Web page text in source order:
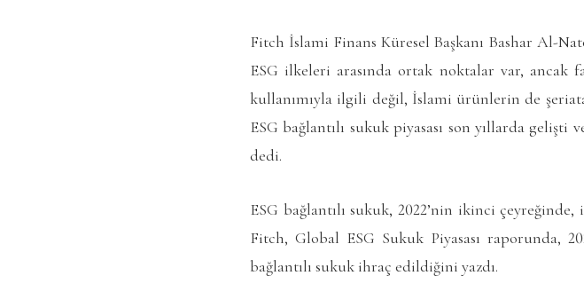
Fitch İslami Finans Küresel Başkanı Bashar Al-
ESG ilkeleri arasında ortak noktalar var, ancak
kullanımıyla ilgili değil, İslami ürünlerin de
ESG bağlantılı sukuk piyasası son yıllarda
dedi.
ESG bağlantılı sukuk, 2022’nin ikinci
Fitch, Global ESG Sukuk Piyasası raporunda,
bağlantılı sukuk ihraç edildiğini yazdı.